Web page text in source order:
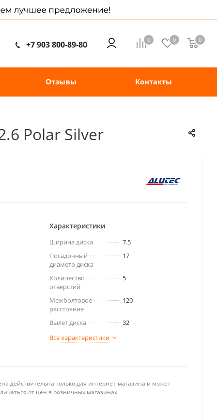
0 0 0
+7 903 800-89-80
Отзывы Контакты
Polar Silver
Характеристики
Ширина диска
7.5
Посадочный
диаметр диска
17
Количество
отверстий
5
Межболтовое
расстояние
120
Вылет диска
32
Все характеристики
действительна только для интернет-магазина и может
от цен в розничных магазинах